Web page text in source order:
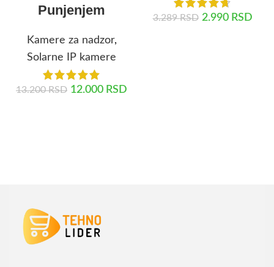
Punjenjem
Kamere za nadzor,
Solarne IP kamere
13.200RSD 12.000 RSD
3.289RSD 2.990 RSD